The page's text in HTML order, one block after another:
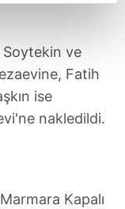
tek gelir
izin vermedikleri
çerezler
bilgi
ve
Fatih
ise
nakledildi.
Kapalı